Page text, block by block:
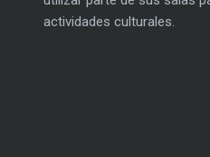
actividades culturales.